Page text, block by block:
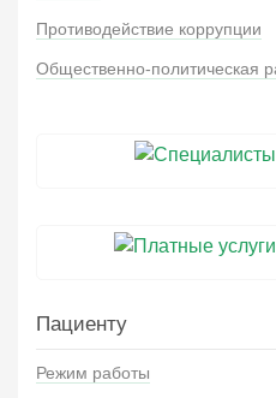
Противодействие коррупции
Общественно-политическая
Пациенту
Режим работы